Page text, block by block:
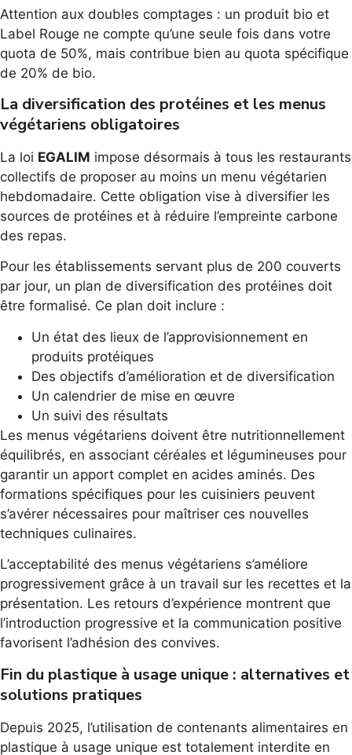
Attention aux doubles comptages : un produit bio et
Label Rouge ne compte qu’une seule fois dans votre
quota de 50%, mais contribue bien au quota spécifique
de 20% de bio.
La diversification des protéines et les menus
végétariens obligatoires
La loi EGALIM impose désormais à tous les restaurants
collectifs de proposer au moins un menu végétarien
hebdomadaire. Cette obligation vise à diversifier les
sources de protéines et à réduire l’empreinte carbone
des repas.
Pour les établissements servant plus de 200 couverts
par jour, un plan de diversification des protéines doit
être formalisé. Ce plan doit inclure :
Un état des lieux de l’approvisionnement en
produits protéiques
Des objectifs d’amélioration et de diversification
Un calendrier de mise en œuvre
Un suivi des résultats
Les menus végétariens doivent être nutritionnellement
équilibrés, en associant céréales et légumineuses pour
garantir un apport complet en acides aminés. Des
formations spécifiques pour les cuisiniers peuvent
s’avérer nécessaires pour maîtriser ces nouvelles
techniques culinaires.
L’acceptabilité des menus végétariens s’améliore
progressivement grâce à un travail sur les recettes et la
présentation. Les retours d’expérience montrent que
l’introduction progressive et la communication positive
favorisent l’adhésion des convives.
Fin du plastique à usage unique : alternatives et
solutions pratiques
Depuis 2025, l’utilisation de contenants alimentaires en
plastique à usage unique est totalement interdite en